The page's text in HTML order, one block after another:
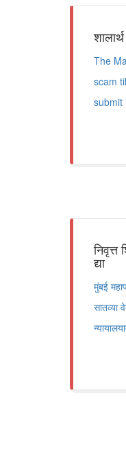
The
scam
submit
निवृत्त
द्या
मुंबई
सातव्या